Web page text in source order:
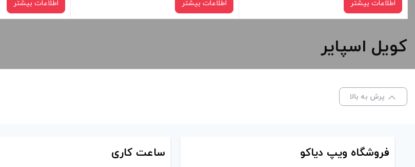
اطلاعات بیشتر اطلاعات بیشتر اطلاعات بیشتر
کویل اسپایر
پرش به بالا
فروشگاه ویپ دیاکو ساعت کاری